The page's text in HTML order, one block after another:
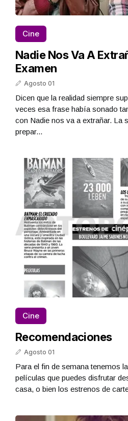
Cine
Nadie Nos Va A
Examen
Agosto 01
Dicen que la realidad siempre
veces esa frase había sonado
con Nadie nos va a extrañar. La
prepar...
Cine
Recomendaciones
Agosto 01
Para el fin de semana tenemos
películas que puedes disfrutar
casa, o bien los estrenos de